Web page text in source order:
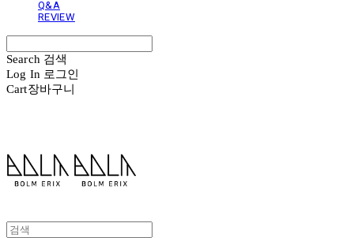
Q&A
REVIEW
Search 검색
Log In 로그인
Cart장바구니